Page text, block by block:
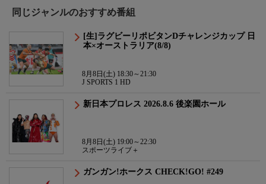
同じジャンルのおすすめ番組
[生]ラグビーリポビタンDチャレンジカップ 日
本×オーストラリア(8/8)
8月8日(土) 18:30～21:30
J SPORTS 1 HD
新日本プロレス 2026.8.6 後楽園ホール
8月8日(土) 19:00～22:30
スポーツライブ＋
ガンガン!ホークス CHECK!GO! #249